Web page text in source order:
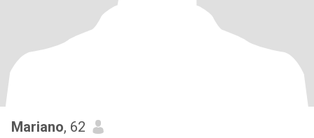
Mariano, 62